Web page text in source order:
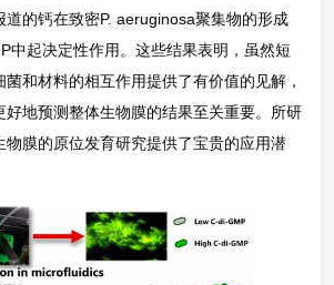
道的钙在致密P. aeruginosa聚集物的形成
中起决定性作用。这些结果表明，虽然短
和材料的相互作用提供了有价值的见解，
好地预测整体生物膜的结果至关重要。所研
物膜的原位发育研究提供了宝贵的应用潜